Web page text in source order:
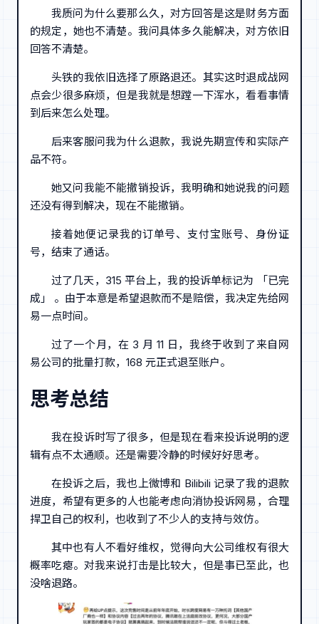
我质问为什么要那么久，对方回答是这是财务方面
的规定，她也不清楚。我问具体多久能解决，对方依旧
回答不清楚。
头铁的我依旧选择了原路退还。其实这时退成战网
点会少很多麻烦，但是我就是想蹚一下浑水，看看事情
到后来怎么处理。
后来客服问我为什么退款，我说先期宣传和实际产
品不符。
她又问我能不能撤销投诉，我明确和她说我的问题
还没有得到解决，现在不能撤销。
接着她便记录我的订单号、支付宝账号、身份证
号，结束了通话。
过了几天，315 平台上，我的投诉单标记为 「已完
成」 。由于本意是希望退款而不是赔偿，我决定先给网
易一点时间。
过了一个月，在 3 月 11 日，我终于收到了来自网
易公司的批量打款，168 元正式退至账户。
思考总结
我在投诉时写了很多，但是现在看来投诉说明的逻
辑有点不太通顺。还是需要冷静的时候好好思考。
在投诉之后，我也上微博和 Bilibili 记录了我的退款
进度，希望有更多的人也能考虑向消协投诉网易，合理
捍卫自己的权利，也收到了不少人的支持与效仿。
其中也有人不看好维权，觉得向大公司维权有很大
概率吃瘪。对我来说打击是比较大，但是事已至此，也
没啥退路。